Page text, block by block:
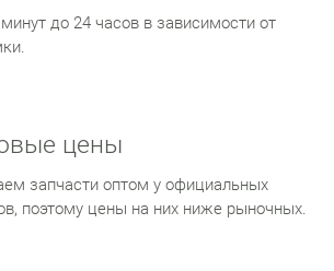
до 24 часов в зависимости от
цены
запчасти оптом у официальных
поэтому цены на них ниже рыночных.